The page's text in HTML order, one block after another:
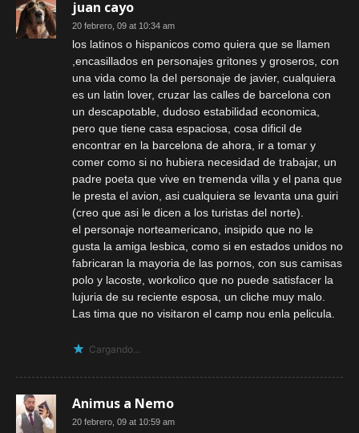
juan cayo
20 febrero, 09 at 10:34 am
los latinos o hispanicos como quiera que se llamen
,encasillados en personajes gritones y groseros, con
una vida como la del personaje de javier, cualquiera
es un latin lover, cruzar las calles de barcelona con
un descapotable, dudoso estabilidad economica,
pero que tiene casa espaciosa, cosa dificil de
encontrar en la barcelona de ahora, ir a tomar y
comer como si no hubiera necesidad de trabajar, un
padre poeta que vive en tremenda villa y el pana que
le presta el avion, asi cualquiera se levanta una guiri
(creo que asi le dicen a los turistas del norte).
el personaje norteamericano, insipido que no le
gusta la amiga lesbica, como si en estados unidos no
fabricaran la mayoria de las pornos, con sus camisas
polo y lacoste, workolico que no puede satisfacer la
lujuria de su reciente esposa, un cliche muy malo.
Las tima que no visitaron el camp nou enla pelicula.
Cargando...
Animus a Nemo
20 febrero, 09 at 10:59 am